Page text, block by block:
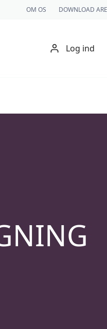
OM OS DOWNLOAD
Log ind